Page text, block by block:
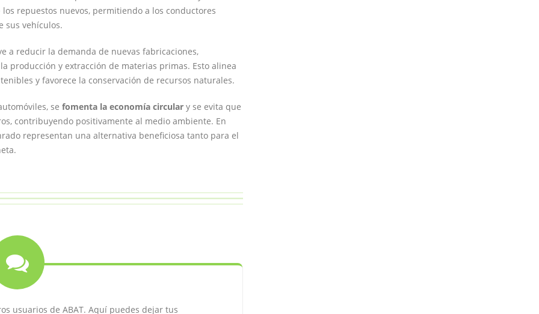
repuestos nuevos, permitiendo a los conductores
sus vehículos.
a reducir la demanda de nuevas fabricaciones,
producción y extracción de materias primas. Esto alinea
y favorece la conservación de recursos naturales.
se fomenta la economía circular y se evita que
contribuyendo positivamente al medio ambiente. En
representan una alternativa beneficiosa tanto para el
usuarios de ABAT. Aquí puedes dejar tus